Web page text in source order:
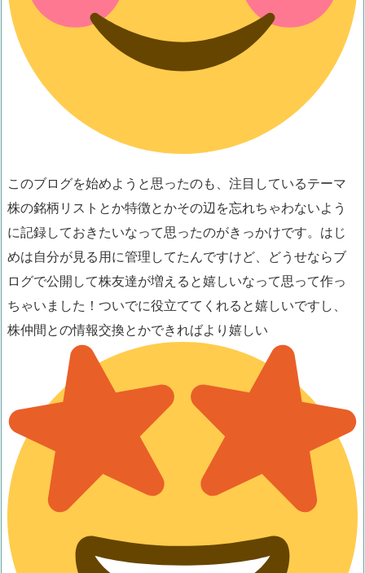
このブログを始めようと思ったのも、注目しているテーマ
株の銘柄リストとか特徴とかその辺を忘れちゃわないよう
に記録しておきたいなって思ったのがきっかけです。はじ
めは自分が見る用に管理してたんですけど、どうせならブ
ログで公開して株友達が増えると嬉しいなって思って作っ
ちゃいました！ついでに役立ててくれると嬉しいですし、
株仲間との情報交換とかできればより嬉しい